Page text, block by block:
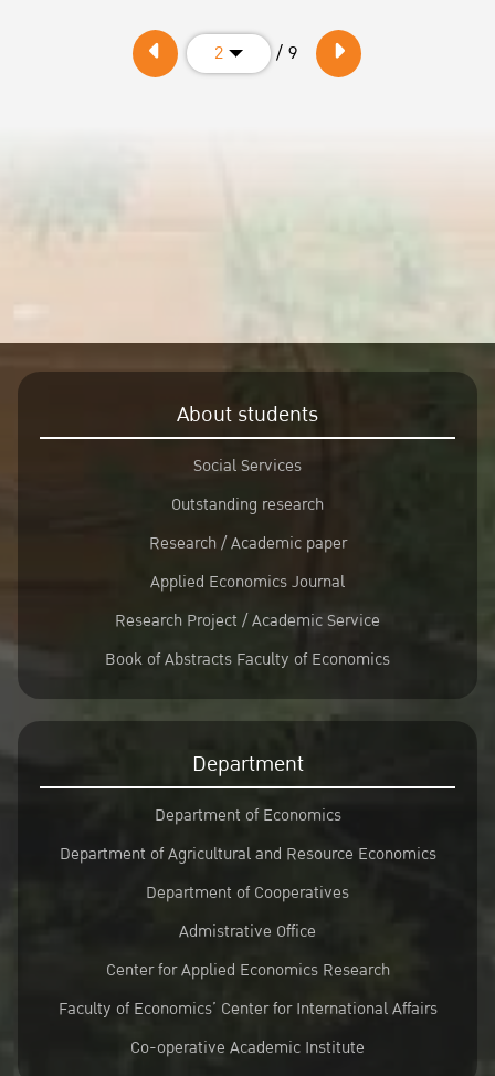
2 / 9
About students
Social Services
Outstanding research
Research / Academic paper
Applied Economics Journal
Research Project / Academic Service
Book of Abstracts Faculty of Economics
Department
Department of Economics
Department of Agricultural and Resource Economics
Department of Cooperatives
Admistrative Office
Center for Applied Economics Research
Faculty of Economics’ Center for International Affairs
Co-operative Academic Institute